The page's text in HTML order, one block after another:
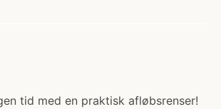
tid med en praktisk afløbsrenser!